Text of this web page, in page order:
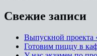
Свежие записи
Выпускной проекта
Готовим пиццу в